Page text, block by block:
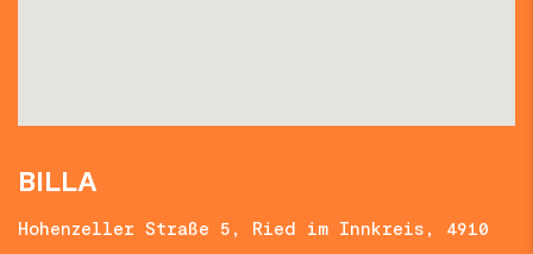
BILLA
Hohenzeller Straße 5, Ried im Innkreis, 4910